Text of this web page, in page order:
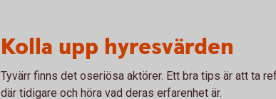
Kolla upp hyresvärden
Tyvärr finns det oseriösa aktörer. Ett bra tips är att ta
där tidigare och höra vad deras erfarenhet är.